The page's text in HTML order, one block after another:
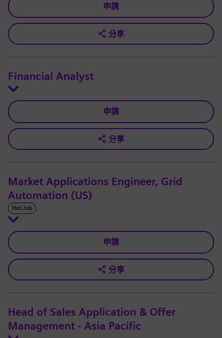
申請
分享
Financial Analyst
申請
分享
Market Applications Engineer, Grid
Automation (US)
Hot Job
申請
分享
Head of Sales Application & Offer
Management - Asia Pacific